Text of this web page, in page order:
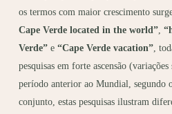
os termos com maior crescimento
Cape Verde located in the world”,
Verde”e “Cape Verde vacation”,
pesquisas em forte ascensão
período anterior ao Mundial, segundo
conjunto, estas pesquisas ilustram